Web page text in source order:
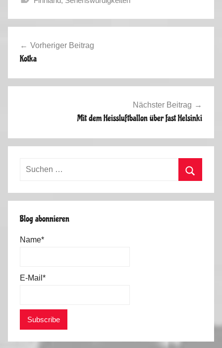
o
e
r
1
Vorheriger Beitrag
Kotka
Nächster Beitrag
Mit dem Heissluftballon über fast Helsinki
Suchen
Blog abonnieren
Name*
E-Mail*